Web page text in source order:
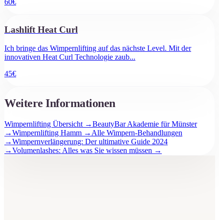
Lashlift Heat Curl
​Ich bringe das Wimpernlifting auf das nächste Level. Mit der
innovativen Heat Curl Technologie zaub...
45€
Weitere Informationen
Wimpernlifting Übersicht →BeautyBar Akademie für Münster
→Wimpernlifting Hamm → Alle Wimpern-Behandlungen
→Wimpernverlängerung: Der ultimative Guide 2024
→Volumenlashes: Alles was Sie wissen müssen →